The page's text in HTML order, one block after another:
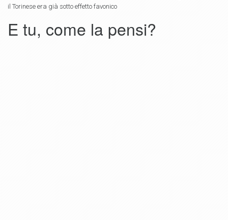
il Torinese era già sotto effetto favonico
E tu, come la pensi?